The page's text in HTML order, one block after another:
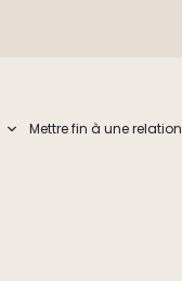
Mettre fin à une relation